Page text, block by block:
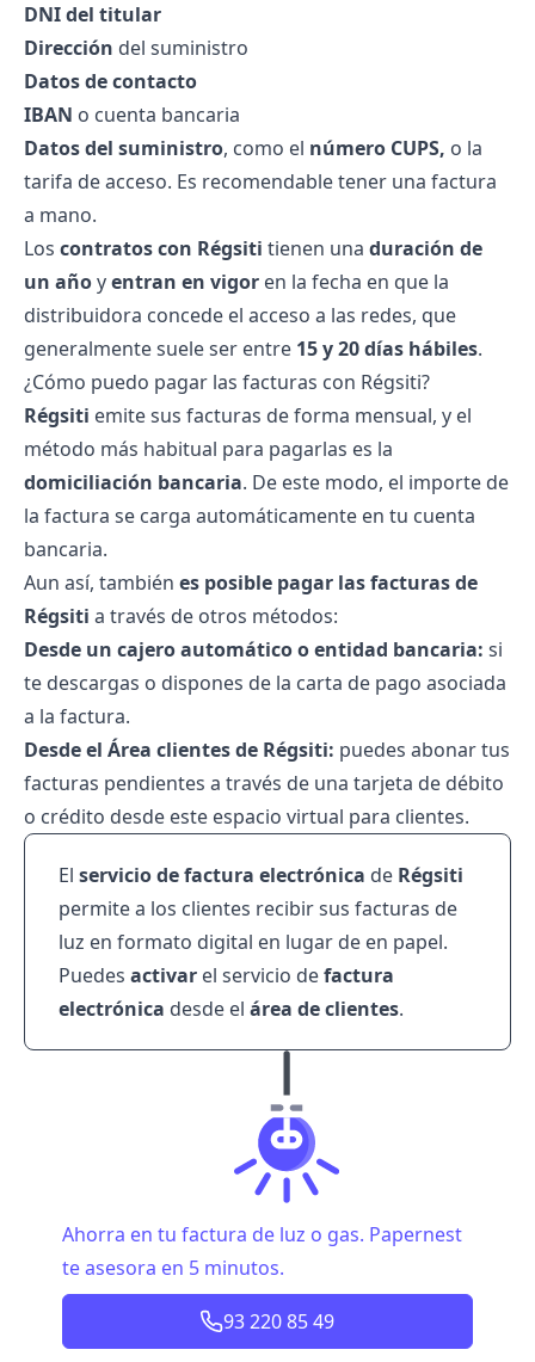
DNI del titular
Dirección del suministro
Datos de contacto
IBAN o cuenta bancaria
Datos del suministro, como el número CUPS, o la
tarifa de acceso. Es recomendable tener una factura
a mano.
Los contratos con Régsiti tienen una duración de
un añoyentran en vigor en la fecha en que la
distribuidora concede el acceso a las redes, que
generalmente suele ser entre 15 y 20 días hábiles.
¿Cómo puedo pagar las facturas con Régsiti?
Régsiti emite sus facturas de forma mensual, y el
método más habitual para pagarlas es la
domiciliación bancaria. De este modo, el importe de
la factura se carga automáticamente en tu cuenta
bancaria.
Aun así, también es posible pagar las facturas de
Régsiti a través de otros métodos:
Desde un cajero automático o entidad bancaria: si
te descargas o dispones de la carta de pago asociada
a la factura.
Desde el Área clientes de Régsiti: puedes abonar tus
facturas pendientes a través de una tarjeta de débito
o crédito desde este espacio virtual para clientes.
El servicio de factura electrónica de Régsiti
permite a los clientes recibir sus facturas de
luz en formato digital en lugar de en papel.
Puedes activar el servicio defactura
electrónica desde el área de clientes.
Ahorra en tu factura de luz o gas. Papernest
te asesora en 5 minutos.
93 220 85 49